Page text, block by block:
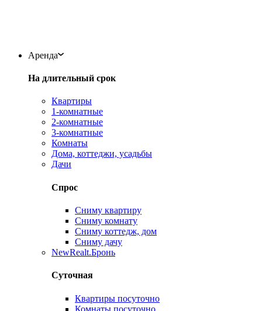
Аренда
На длительный срок
Квартиры
1-комнатные
2-комнатные
3-комнатные
Комнаты
Дома, коттеджи, усадьбы
Дачи
Спрос
Сниму квартиру
Сниму комнату
Сниму коттедж, дом
Сниму дачу
NewRealt.Бронь
Суточная
Квартиры посуточно
Комнаты посуточно